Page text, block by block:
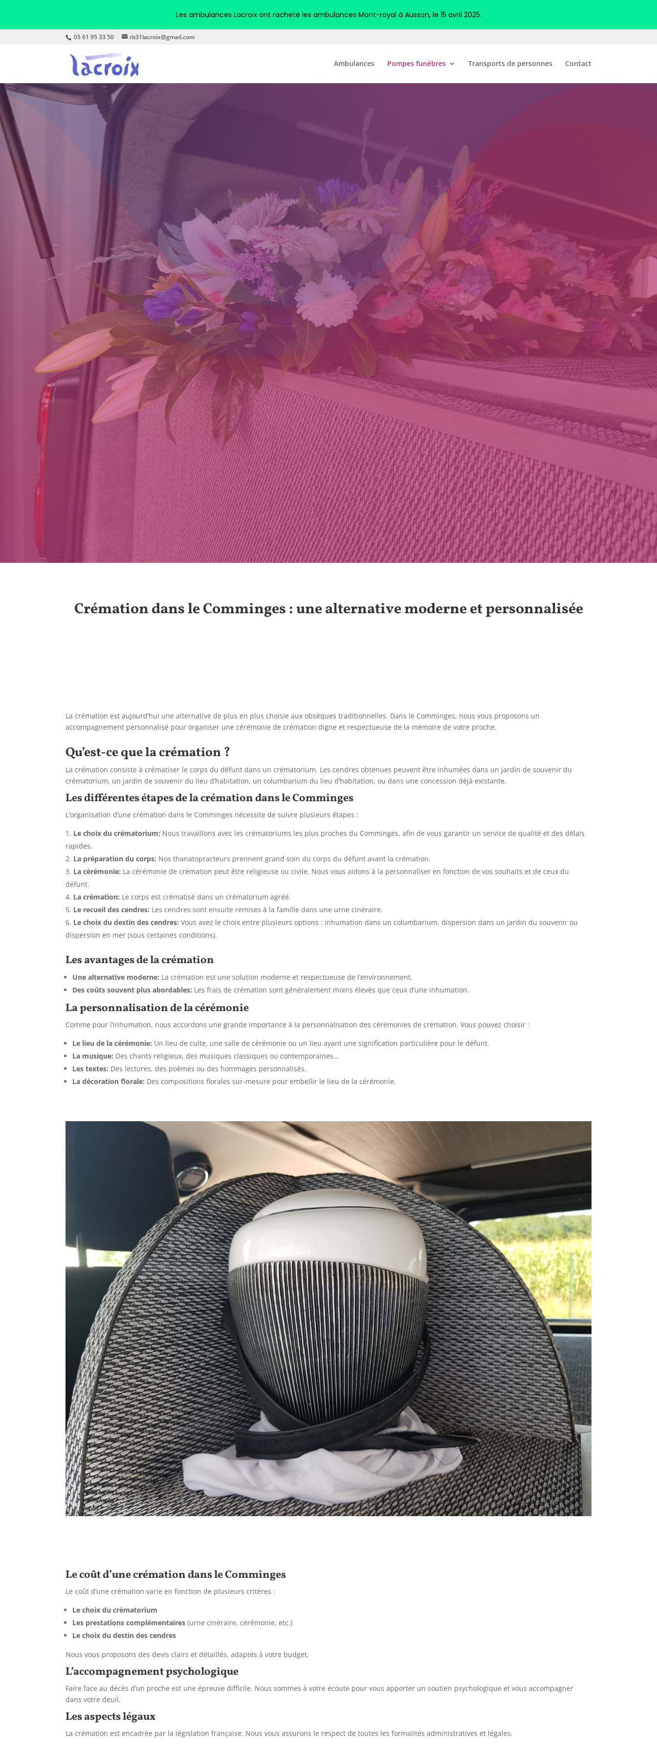
05 61 95 33 50 rb31lacroix@gmail.com
Ambulances Pompes funèbres Transports de personnes Contact
Crémation dans le Comminges : une alternative moderne et personnalisée
La crémation est aujourd’hui une alternative de plus en plus choisie aux obsèques traditionnelles. Dans le Comminges, nous vous proposons un
accompagnement personnalisé pour organiser une cérémonie de crémation digne et respectueuse de la mémoire de votre proche.
Qu’est-ce que la crémation ?
La crémation consiste à crématiser le corps du défunt dans un crématorium. Les cendres obtenues peuvent être inhumées dans un jardin de souvenir du
crématorium, un jardin de souvenir du lieu d’habitation, un columbarium du lieu d’habitation, ou dans une concession déjà existante.
Les différentes étapes de la crémation dans le Comminges
L’organisation d’une crémation dans le Comminges nécessite de suivre plusieurs étapes :
Le choix du crématorium: Nous travaillons avec les crématoriums les plus proches du Comminges, afin de vous garantir un service de qualité et des délais
rapides.
La préparation du corps: Nos thanatopracteurs prennent grand soin du corps du défunt avant la crémation.
La cérémonie: La cérémonie de crémation peut être religieuse ou civile. Nous vous aidons à la personnaliser en fonction de vos souhaits et de ceux du
défunt.
La crémation: Le corps est crématisé dans un crématorium agréé.
Le recueil des cendres: Les cendres sont ensuite remises à la famille dans une urne cinéraire.
Le choix du destin des cendres: Vous avez le choix entre plusieurs options : inhumation dans un columbarium, dispersion dans un jardin du souvenir ou
dispersion en mer (sous certaines conditions).
Les avantages de la crémation
Une alternative moderne: La crémation est une solution moderne et respectueuse de l’environnement.
Des coûts souvent plus abordables: Les frais de crémation sont généralement moins élevés que ceux d’une inhumation.
La personnalisation de la cérémonie
Comme pour l’inhumation, nous accordons une grande importance à la personnalisation des cérémonies de crémation. Vous pouvez choisir :
Le lieu de la cérémonie: Un lieu de culte, une salle de cérémonie ou un lieu ayant une signification particulière pour le défunt.
La musique: Des chants religieux, des musiques classiques ou contemporaines…
Les textes: Des lectures, des poèmes ou des hommages personnalisés.
La décoration florale: Des compositions florales sur-mesure pour embellir le lieu de la cérémonie.
Le coût d’une crémation dans le Comminges
Le coût d’une crémation varie en fonction de plusieurs critères :
Le choix du crématorium
Les prestations complémentaires (urne cinéraire, cérémonie, etc.)
Le choix du destin des cendres
Nous vous proposons des devis clairs et détaillés, adaptés à votre budget.
L’accompagnement psychologique
Faire face au décès d’un proche est une épreuve difficile. Nous sommes à votre écoute pour vous apporter un soutien psychologique et vous accompagner
dans votre deuil.
Les aspects légaux
La crémation est encadrée par la législation française. Nous vous assurons le respect de toutes les formalités administratives et légales.
Les ambulances Lacroix ont racheté les ambulances Mont-royal à Ausson, le 15 avril 2025.